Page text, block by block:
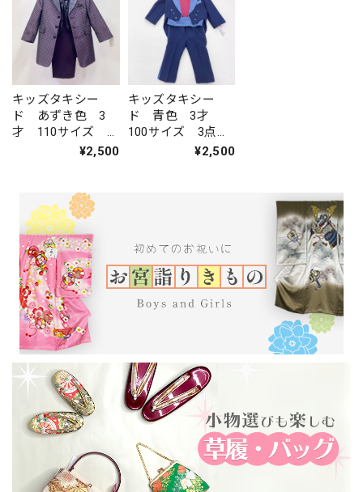
キッズタキシー
ド あずき色 3
才 110サイズ 3
点セット 中古
¥2,500
キッズタキシー
ド 青色 3才
100サイズ 3点セ
ット 中古 結婚
¥2,500